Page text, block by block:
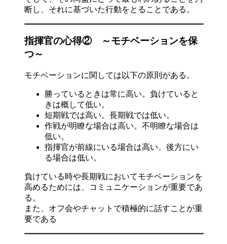
断し、それに基づいた行動をとることである。
指揮官の心得② ～モチベーションを保
つ～
モチベーションに関しては以下の原則がある。
勝っているときは常に高い。負けていると
きは概して低い。
短期戦では高い。長期戦では低い。
作戦が明瞭な場合は高い。不明瞭な場合は
低い。
指揮官が前線にいる場合は高い。後方にい
る場合は低い。
負けている時や長期戦においてモチベーションを
高めるためには、コミュニケーションが重要であ
る。
また、オフ会やチャットで積極的に話すことが重
要である